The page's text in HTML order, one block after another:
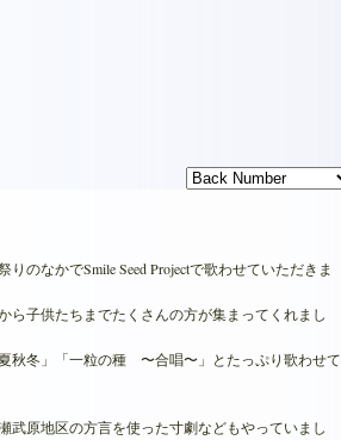
のなかでSmile Seed Projectで歌わせていただきま
ら子供たちまでたくさんの方が集まってくれまし
秋冬」「一粒の種 〜合唱〜」とたっぷり歌わせて
武原地区の方言を使った寸劇などもやっていまし